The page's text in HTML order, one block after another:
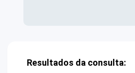
Resultados da consulta: